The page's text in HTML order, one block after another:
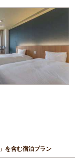
を含む宿泊プラン